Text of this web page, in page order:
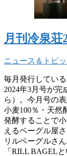
月刊冷泉荘
ニュース＆トピ
毎月発行してい
2024年3月号が完
ら）。今月号の
小麦100％・天然
発酵することで
えるベーグル屋さ
リルベーグルさ
「RILL BAGEL